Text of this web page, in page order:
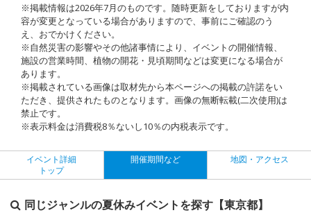
※掲載情報は2026年7月のものです。随時更新をしておりますが内
容が変更となっている場合がありますので、事前にご確認のう
え、おでかけください。
※自然災害の影響やその他諸事情により、イベントの開催情報、
施設の営業時間、植物の開花・見頃期間などは変更になる場合が
あります。
※掲載されている画像は取材先から本ページへの掲載の許諾をい
ただき、提供されたものとなります。画像の無断転載(二次使用)は
禁止です。
※表示料金は消費税8％ないし10％の内税表示です。
イベント詳細
トップ
開催期間など 地図・アクセス
同じジャンルの夏休みイベントを探す【東京都】